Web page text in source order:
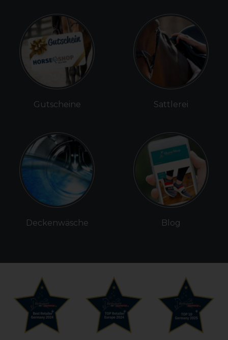
Gutscheine
Deckenwäsche
Sattlerei
Blog